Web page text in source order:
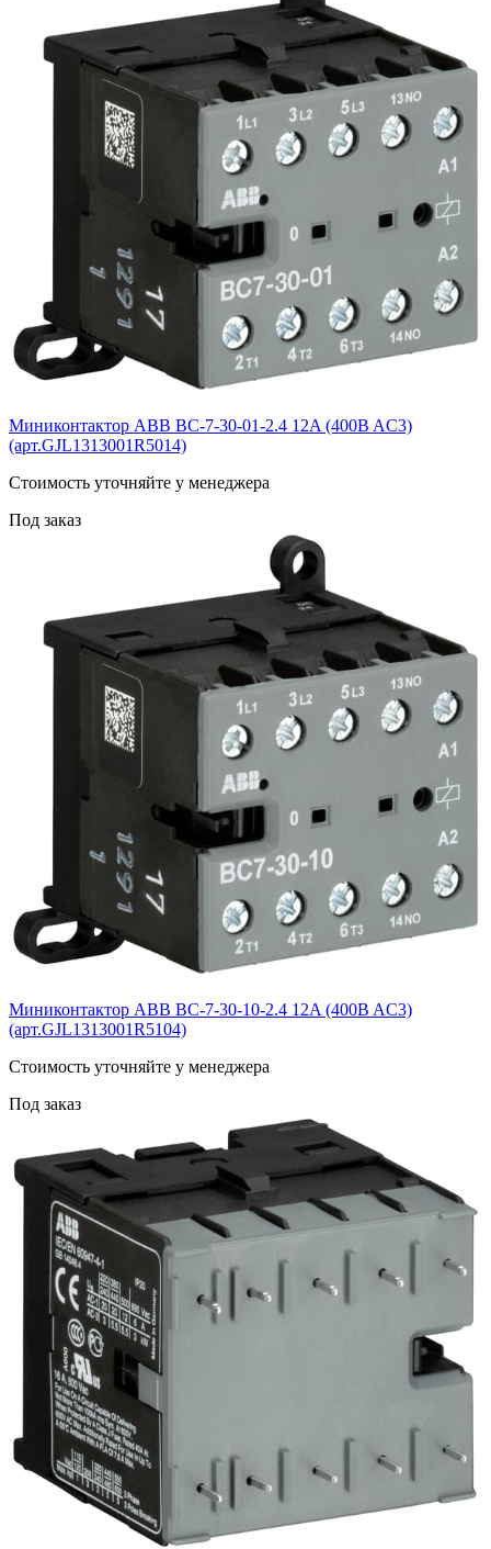
Миниконтактор ABB BС-7-30-01-2.4 12A (400B AC3)
(арт.GJL1313001R5014)
Cтоимость уточняйте у менеджера
Под заказ
Миниконтактор ABB BС-7-30-10-2.4 12A (400B AC3)
(арт.GJL1313001R5104)
Cтоимость уточняйте у менеджера
Под заказ